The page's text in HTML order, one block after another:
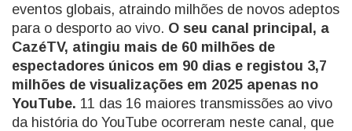
eventos globais, atraindo milhões de novos adeptos
para o desporto ao vivo. O seu canal principal, a
CazéTV, atingiu mais de 60 milhões de
espectadores únicos em 90 dias e registou 3,7
milhões de visualizações em 2025 apenas no
YouTube. 11 das 16 maiores transmissões ao vivo
da história do YouTube ocorreram neste canal, que